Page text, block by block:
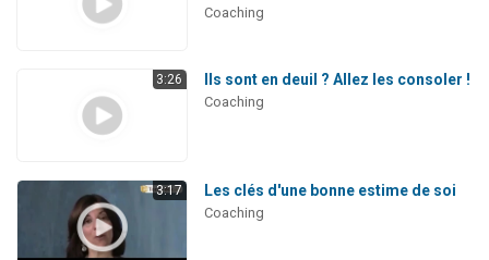
Coaching
3:26 Ils sont en deuil ? Allez les consoler !
Coaching
3:17 Les clés d'une bonne estime de soi
Coaching